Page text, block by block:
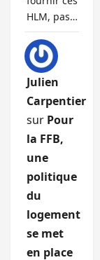
HLM, pas…
Julien
Carpentier
sur Pour
la FFB,
une
politique
du
logement
se met
en place